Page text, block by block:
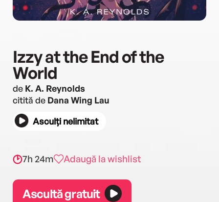
Izzy at the End of the
World
de K. A. Reynolds
citită de Dana Wing Lau
Asculți nelimitat
7h 24m Adaugă la wishlist
Ascultă gratuit